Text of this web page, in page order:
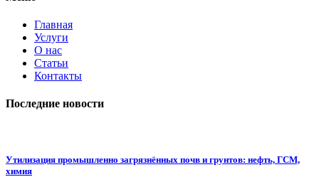
Главная
Услуги
О нас
Статьи
Контакты
Последние новости
Утилизация промышленно загрязнённых почв и грунтов: нефть, ГСМ,
химия